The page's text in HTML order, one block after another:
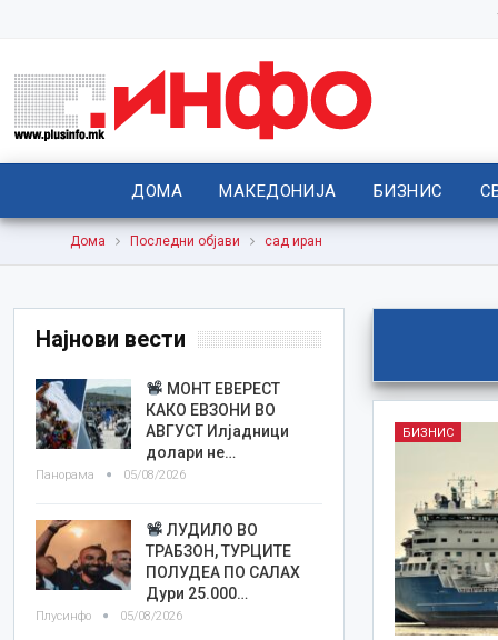
ДОМА МАКЕДОНИЈА БИЗНИС
Дома Последни објави сад иран
БИЗНИС
Најнови вести
МОНТ ЕВЕРЕСТ
КАКО ЕВЗОНИ ВО
АВГУСТ Илјадници
долари не…
Панорама 05/08/2026
ЛУДИЛО ВО
ТРАБЗОН, ТУРЦИТЕ
ПОЛУДЕА ПО САЛАХ
Дури 25.000…
Плусинфо 05/08/2026